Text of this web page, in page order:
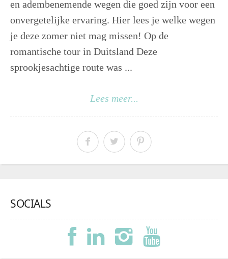
en adembenemende wegen die goed zijn voor een
onvergetelijke ervaring. Hier lees je welke wegen
je deze zomer niet mag missen! Op de
romantische tour in Duitsland Deze
sprookjesachtige route was ...
Lees meer...
SOCIALS